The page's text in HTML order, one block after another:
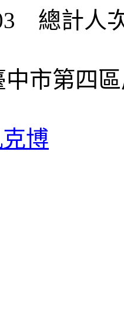
總計人
市第四
博